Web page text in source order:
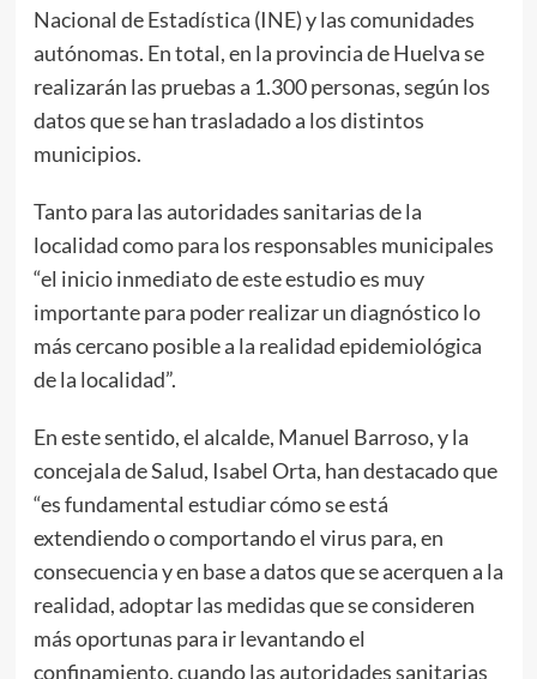
Nacional de Estadística (INE) y las comunidades
autónomas. En total, en la provincia de Huelva se
realizarán las pruebas a 1.300 personas, según los
datos que se han trasladado a los distintos
municipios.
Tanto para las autoridades sanitarias de la
localidad como para los responsables municipales
“el inicio inmediato de este estudio es muy
importante para poder realizar un diagnóstico lo
más cercano posible a la realidad epidemiológica
de la localidad”.
En este sentido, el alcalde, Manuel Barroso, y la
concejala de Salud, Isabel Orta, han destacado que
“es fundamental estudiar cómo se está
extendiendo o comportando el virus para, en
consecuencia y en base a datos que se acerquen a la
realidad, adoptar las medidas que se consideren
más oportunas para ir levantando el
confinamiento, cuando las autoridades sanitarias